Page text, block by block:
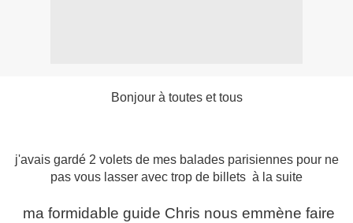
Bonjour à toutes et tous
j'avais gardé 2 volets de mes balades parisiennes pour ne
pas vous lasser avec trop de billets à la suite
ma formidable guide Chris nous emmène faire